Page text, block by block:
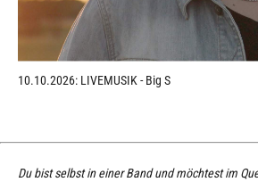
10.10.2026: LIVEMUSIK - Big S
Du bist selbst in einer Band und möchtest im